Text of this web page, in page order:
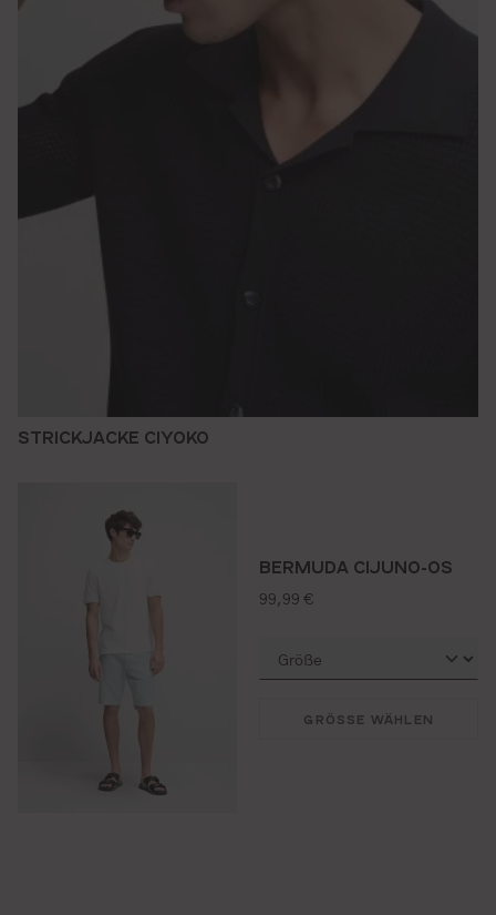
STRICKJACKE CIYOKO
BERMUDA CIJUNO-OS
regulärer preis:
99,99 €
GRÖSSE WÄHLEN